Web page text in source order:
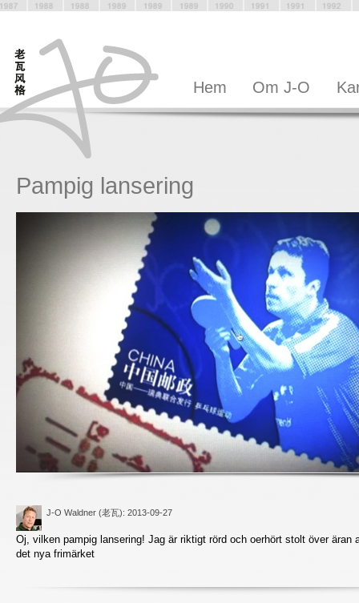
Hem Om J-O
Pampig lansering
J-O Waldner (老瓦): 2013-09-27
Oj, vilken pampig lansering! Jag är riktigt rörd och oerhört stolt över äran
det nya frimärket